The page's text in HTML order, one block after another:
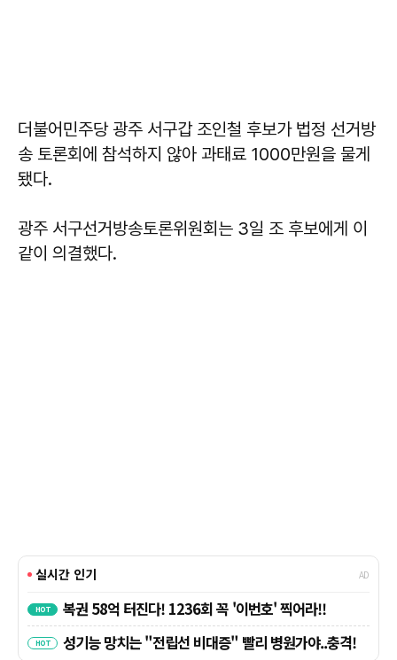
더불어민주당 광주 서구갑 조인철 후보가 법정 선거방
송 토론회에 참석하지 않아 과태료 1000만원을 물게
됐다.
광주 서구선거방송토론위원회는 3일 조 후보에게 이
같이 의결했다.